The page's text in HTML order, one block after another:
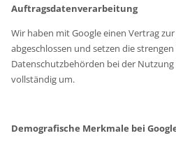
Auftragsdatenverarbeitung
Wir haben mit Google einen Vertrag
abgeschlossen und setzen die
Datenschutzbehörden bei der
vollständig um.
Demografische Merkmale bei